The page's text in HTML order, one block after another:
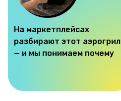
На маркетплейсах
разбирают этот
— и мы понимаем почему